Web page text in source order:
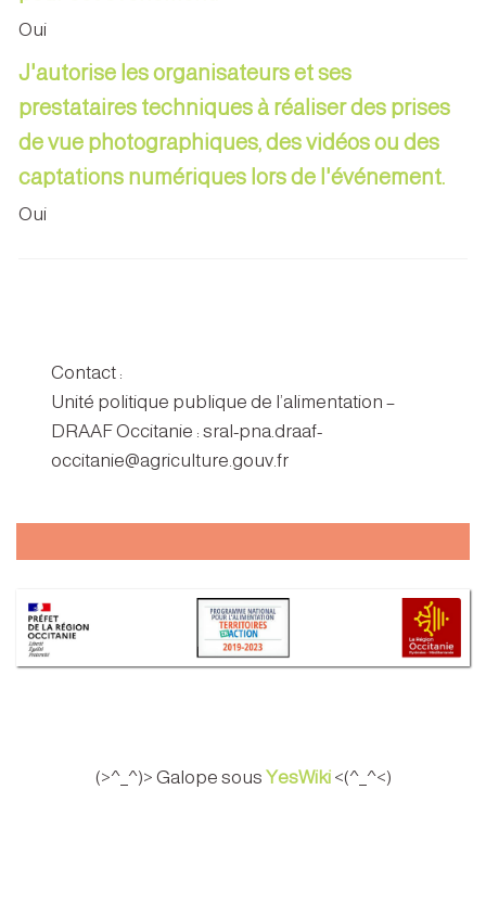
Oui
J'autorise les organisateurs et ses
prestataires techniques à réaliser des prises
de vue photographiques, des vidéos ou des
captations numériques lors de l'événement.
Oui
Contact :
Unité politique publique de l’alimentation –
DRAAF Occitanie : sral-pna.draaf-
occitanie@agriculture.gouv.fr
(>^_^)> Galope sous YesWiki<(^_^<)